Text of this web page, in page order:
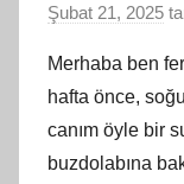
Şubat 21, 2025
Merhaba ben
hafta önce,
canım öyle bir
buzdolabına